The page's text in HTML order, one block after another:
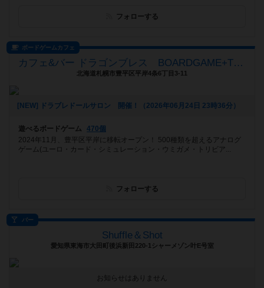
フォローする
ボードゲームカフェ
カフェ&バー ドラゴンブレス BOARDGAME+TRPG
北海道札幌市豊平区平岸4条6丁目3-11
[NEW] ドラブレドールサロン 開催！（2026年06月24日 23時36分）
遊べるボードゲーム
470個
2024年11月、豊平区平岸に移転オープン！ 500種類を超えるアナログ
ゲーム(ユーロ・カード・シミュレーション・ウミガメ・トリビア...
フォローする
バー
Shuffle＆Shot
愛知県東海市大田町後浜新田220-1シャーメゾン叶E号室
お知らせはありません